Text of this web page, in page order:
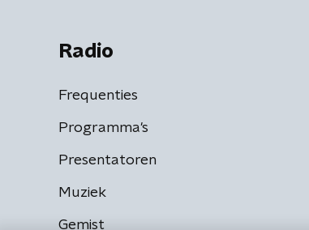
Radio
Frequenties
Programma's
Presentatoren
Muziek
Gemist